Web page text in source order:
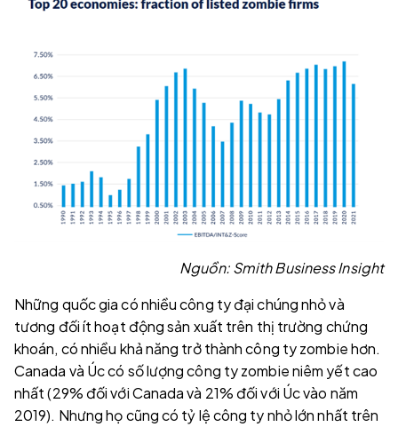
Nguồn: Smith Business Insight
Những quốc gia có nhiều công ty đại chúng nhỏ và
tương đối ít hoạt động sản xuất trên thị trường chứng
khoán, có nhiều khả năng trở thành công ty zombie hơn.
Canada và Úc có số lượng công ty zombie niêm yết cao
nhất (29% đối với Canada và 21% đối với Úc vào năm
2019). Nhưng họ cũng có tỷ lệ công ty nhỏ lớn nhất trên